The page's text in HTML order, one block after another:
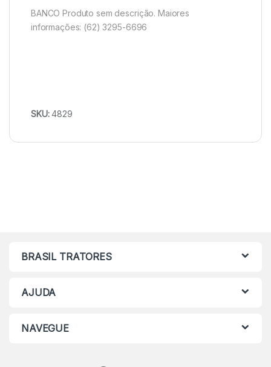
BANCO Produto sem descrição. Maiores
informações: (62) 3295-6696
SKU:4829
BRASIL TRATORES
AJUDA
NAVEGUE